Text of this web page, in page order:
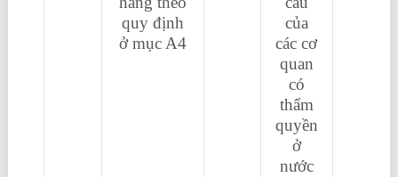
quy định
ở mục A4
của
các cơ
quan
có
thẩm
quyền
ở
nước